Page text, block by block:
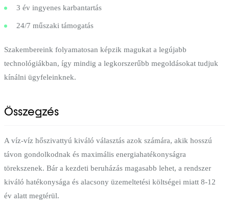
3 év ingyenes karbantartás
24/7 műszaki támogatás
Szakembereink folyamatosan képzik magukat a legújabb
technológiákban, így mindig a legkorszerűbb megoldásokat tudjuk
kínálni ügyfeleinknek.
Összegzés
A víz-víz hőszivattyú kiváló választás azok számára, akik hosszú
távon gondolkodnak és maximális energiahatékonyságra
törekszenek. Bár a kezdeti beruházás magasabb lehet, a rendszer
kiváló hatékonysága és alacsony üzemeltetési költségei miatt 8-12
év alatt megtérül.